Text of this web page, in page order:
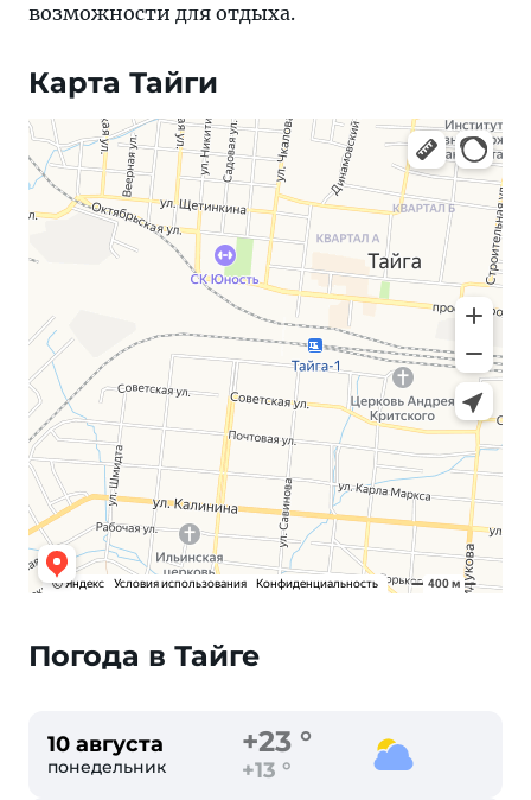
возможности для отдыха.
Карта Тайги
Яндекс Карты — транспорт, навигация, поиск мест
Погода в Тайге
10 августа
понедельник
+23 °
+13 °